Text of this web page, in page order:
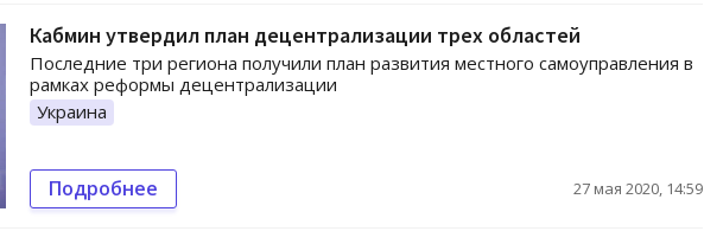
Кабмин утвердил план децентрализации трех областей
Последние три региона получили план развития местного самоуправления в
рамках реформы децентрализации
Украина
Подробнее 27 мая 2020, 14:59